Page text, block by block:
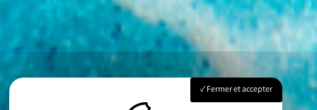
Fermer et accepter